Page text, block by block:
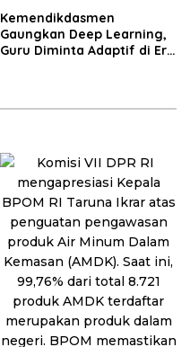
Kemendikdasmen
Gaungkan Deep Learning,
Guru Diminta Adaptif di Era